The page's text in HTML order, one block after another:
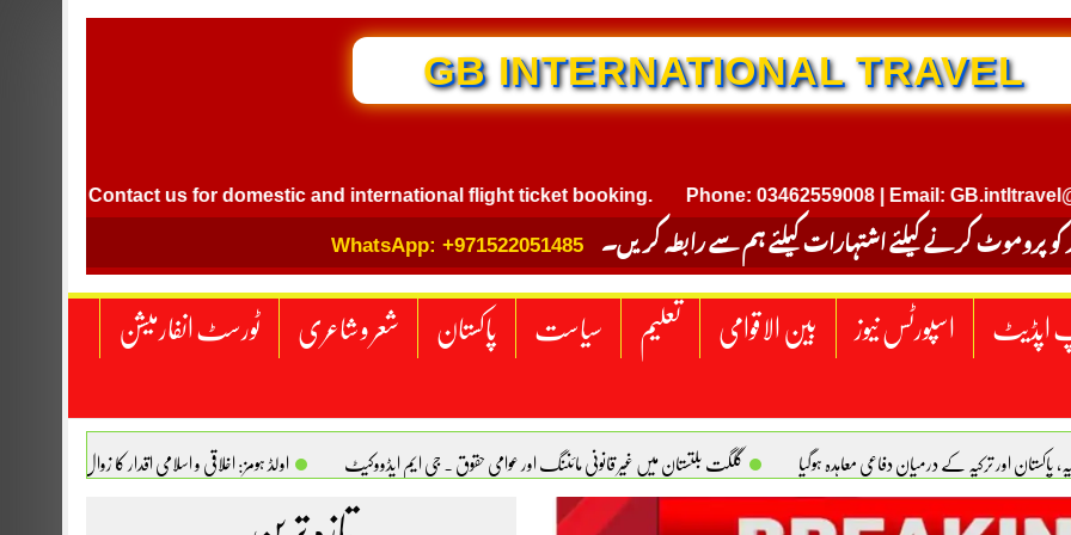
GB INTERNATIONAL TRAVEL
Contact us for domestic and international flight ticket booking. Phone: 03462559008 | Email:
کو پروموٹ کرنے کیلئے اشتہارات کیلئے ہم سے رابطہ کریں۔ WhatsApp: +971522051485
اپڈیٹ اسپورٹس نیوز بین الاقوامی تعلیم سیاست پاکستان شعر و شاعری ٹورسٹ انفارمیشن
پاکستان اور ترکیہ کے درمیان دفاعی معاہدہ ہوگیا گلگت بلتستان میں غیر قانونی مائننگ اور عوامی حقوق . جی ایم ایڈووکیٹ اولڈ ہومز: اخلاقی و اسلامی اقدار کا زوال. سیدہ
سبز پاکستان، خوشحال پاکستان . سلیم خان ہیوسٹن (ٹیکساس) امریکا یومِ استحصالِ کشمیر انجینیئر علی رضوان چوہدری